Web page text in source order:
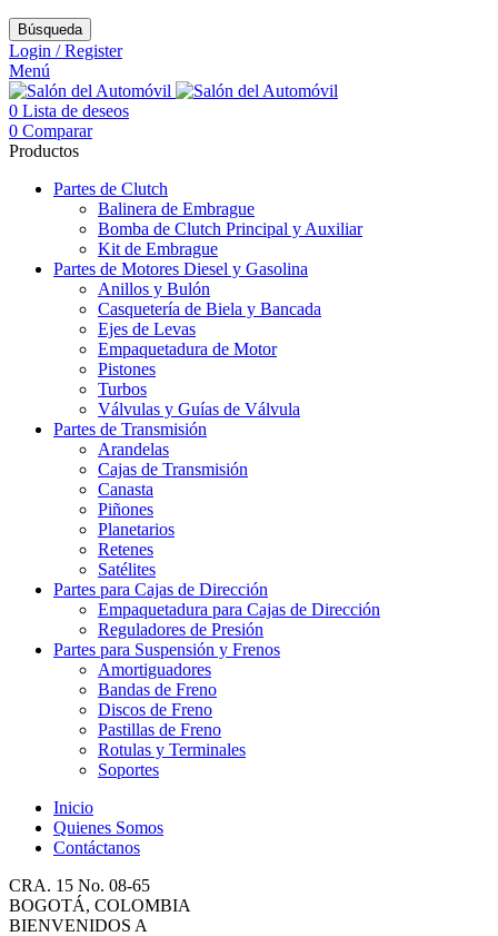
Búsqueda
Login / Register
Menú
0 Lista de deseos
0 Comparar
Productos
Partes de Clutch
Balinera de Embrague
Bomba de Clutch Principal y Auxiliar
Kit de Embrague
Partes de Motores Diesel y Gasolina
Anillos y Bulón
Casquetería de Biela y Bancada
Ejes de Levas
Empaquetadura de Motor
Pistones
Turbos
Válvulas y Guías de Válvula
Partes de Transmisión
Arandelas
Cajas de Transmisión
Canasta
Piñones
Planetarios
Retenes
Satélites
Partes para Cajas de Dirección
Empaquetadura para Cajas de Dirección
Reguladores de Presión
Partes para Suspensión y Frenos
Amortiguadores
Bandas de Freno
Discos de Freno
Pastillas de Freno
Rotulas y Terminales
Soportes
Inicio
Quienes Somos
Contáctanos
CRA. 15 No. 08-65
BOGOTÁ, COLOMBIA
BIENVENIDOS A